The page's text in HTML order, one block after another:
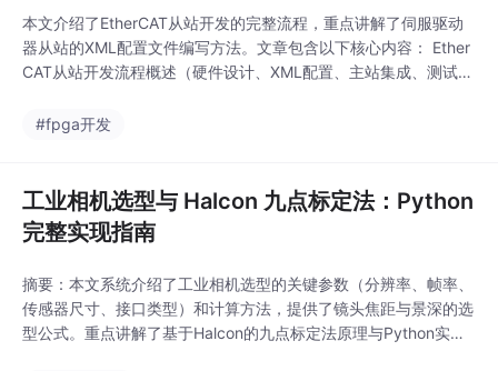
本文介绍了EtherCAT从站开发的完整流程，重点讲解了伺服驱动
器从站的XML配置文件编写方法。文章包含以下核心内容： Ether
CAT从站开发流程概述（硬件设计、XML配置、主站集成、测试调
息与设备描述 邮箱通信和同步管理器配置 关键对象字典定义（控
#fpga开发
工业相机选型与 Halcon 九点标定法：Python
完整实现指南
摘要：本文系统介绍了工业相机选型的关键参数（分辨率、帧率、
传感器尺寸、接口类型）和计算方法，提供了镜头焦距与景深的选
型公式。重点讲解了基于Halcon的九点标定法原理与Python实